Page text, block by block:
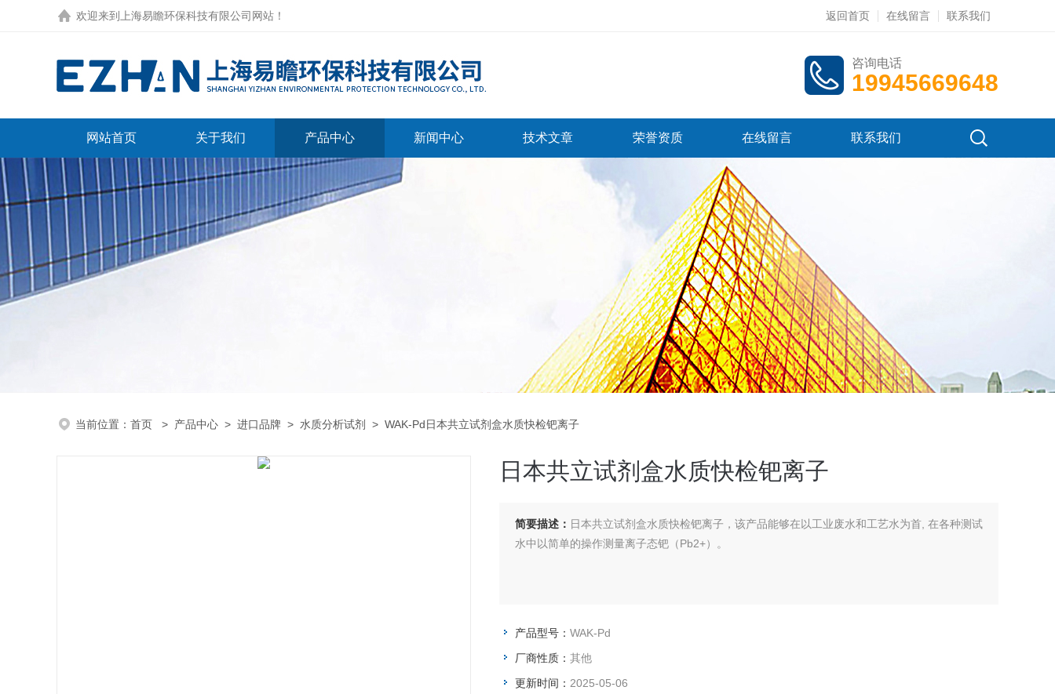
欢迎来到 上海易瞻环保科技有限公司网站 ！ 返回首页 在线留言 联系我们
咨询电话
19945669648
网站首页 关于我们 产品中心 新闻中心 技术文章 荣誉资质 在线留言 联系我们
当前位置： 首页 > 产品中心 > 进口品牌 > 水质分析试剂 > WAK-Pd日本共立试剂盒水质快检钯离子
日本共立试剂盒水质快检钯离子
简要描述： 日本共立试剂盒水质快检钯离子，该产品能够在以工业废水和工艺水为首, 在各种测试
水中以简单的操作测量离子态钯（Pb2+）。
产品型号： WAK-Pd
厂商性质： 其他
更新时间： 2025-05-06